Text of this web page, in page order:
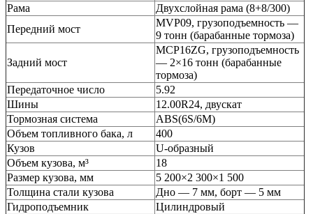
Рама
Двухслойная рама (8+8/300)
Передний мост
MVP09, грузоподъемность —
9 тонн (барабанные тормоза)
Задний мост
MCP16ZG, грузоподъемность
— 2×16 тонн (барабанные
тормоза)
Передаточное число
5.92
Шины
12.00R24, двускат
Тормозная система
ABS(6S/6M)
Объем топливного бака, л
400
Кузов
U-образный
Объем кузова, м³
18
Размер кузова, мм
5 200×2 300×1 500
Толщина стали кузова
Дно — 7 мм, борт — 5 мм
Гидроподъемник
Цилиндровый